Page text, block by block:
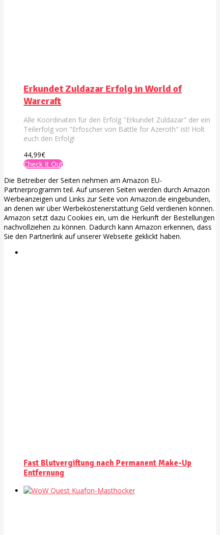
Erkundet Zuldazar Erfolg in World of
Warcraft
Alle Koordinaten für den Erfolg "Erkundet Zuldazar" der ein
Teilerfolg von "Erfoscher von Battle for Azeroth" ist! Holt
euch den Erfolg!
44,99€
Check It Out
Die Betreiber der Seiten nehmen am Amazon EU-
Partnerprogramm teil. Auf unseren Seiten werden durch Amazon
Werbeanzeigen und Links zur Seite von Amazon.de eingebunden,
an denen wir über Werbekostenerstattung Geld verdienen können.
Amazon setzt dazu Cookies ein, um die Herkunft der Bestellungen
nachvollziehen zu können. Dadurch kann Amazon erkennen, dass
Sie den Partnerlink auf unserer Webseite geklickt haben.
Fast Blutvergiftung nach Permanent Make-Up
Entfernung